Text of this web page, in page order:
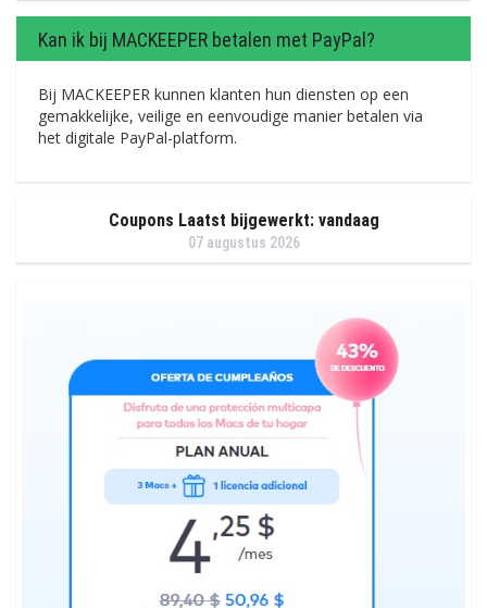
Kan ik bij MACKEEPER betalen met PayPal?
Bij MACKEEPER kunnen klanten hun diensten op een
gemakkelijke, veilige en eenvoudige manier betalen via
het digitale PayPal-platform.
Coupons Laatst bijgewerkt: vandaag
07 augustus 2026